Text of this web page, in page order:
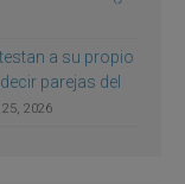
a su propio
parejas del
2026